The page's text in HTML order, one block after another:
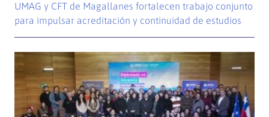
UMAG y CFT de Magallanes fortalecen trabajo conjunto
para impulsar acreditación y continuidad de estudios